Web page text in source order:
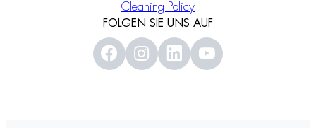
Cleaning Policy
FOLGEN SIE UNS AUF